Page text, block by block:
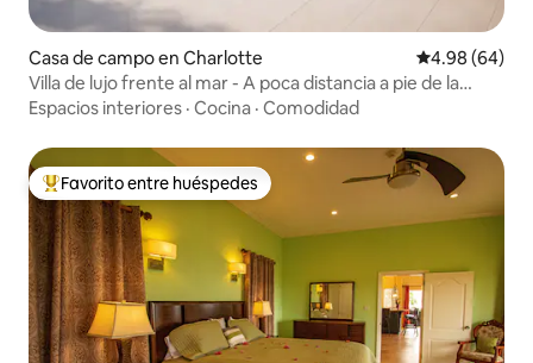
Casa de campo en Charlotte Calificación
4.98 (64)
Villa de lujo frente al mar - A poca distancia a pie de la
playa
Espacios interiores · Cocina · Comodidad
Favorito entre huéspedes preferido
Favorito entre huéspedes